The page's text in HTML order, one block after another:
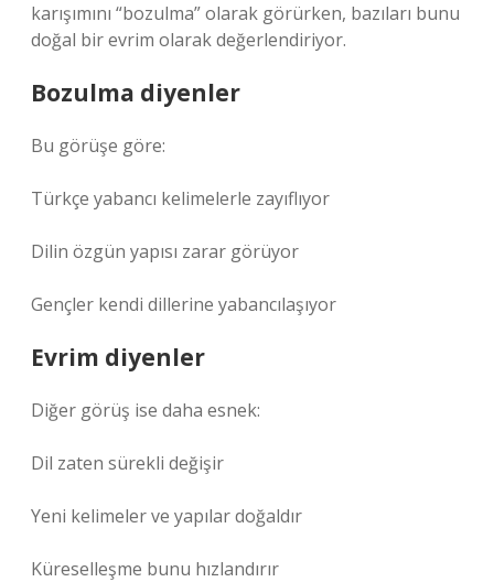
karışımını “bozulma” olarak görürken, bazıları bunu
doğal bir evrim olarak değerlendiriyor.
Bozulma diyenler
Bu görüşe göre:
Türkçe yabancı kelimelerle zayıflıyor
Dilin özgün yapısı zarar görüyor
Gençler kendi dillerine yabancılaşıyor
Evrim diyenler
Diğer görüş ise daha esnek:
Dil zaten sürekli değişir
Yeni kelimeler ve yapılar doğaldır
Küreselleşme bunu hızlandırır